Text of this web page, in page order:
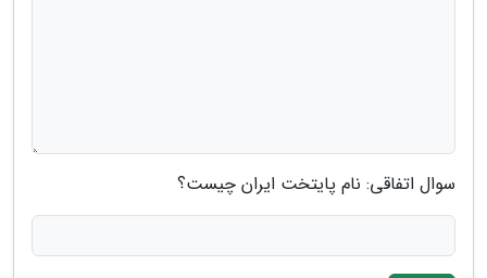
سوال اتفاقی: نام پایتخت ایران چیست؟